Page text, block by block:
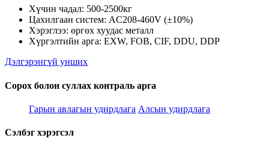
Хүчин чадал: 500-2500кг
Цахилгаан систем: AC208-460V (±10%)
Хэрэглээ: өргөх хуудас металл
Хүргэлтийн арга: EXW, FOB, CIF, DDU, DDP
Дэлгэрэнгүй унших
Сорох болон суллах контраль арга
Гарын авлагын удирдлага Алсын удирдлага
Сэлбэг хэрэгсэл